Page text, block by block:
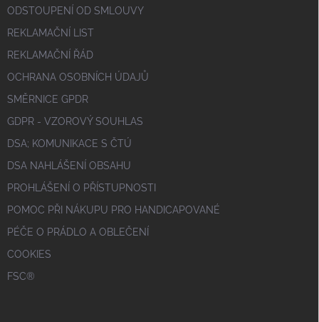
ODSTOUPENÍ OD SMLOUVY
REKLAMAČNÍ LIST
REKLAMAČNÍ ŘÁD
OCHRANA OSOBNÍCH ÚDAJŮ
SMĚRNICE GPDR
GDPR - VZOROVÝ SOUHLAS
DSA; KOMUNIKACE S ČTÚ
DSA NAHLÁŠENÍ OBSAHU
PROHLÁŠENÍ O PŘÍSTUPNOSTI
POMOC PŘI NÁKUPU PRO HANDICAPOVANÉ
PÉČE O PRÁDLO A OBLEČENÍ
COOKIES
FSC®